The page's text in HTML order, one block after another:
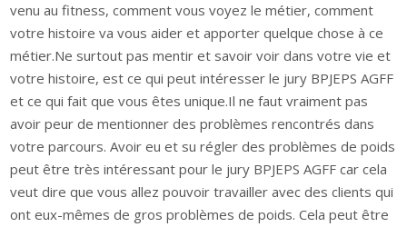
venu au fitness, comment vous voyez le métier, comment
votre histoire va vous aider et apporter quelque chose à ce
métier.Ne surtout pas mentir et savoir voir dans votre vie et
votre histoire, est ce qui peut intéresser le jury BPJEPS AGFF
et ce qui fait que vous êtes unique.Il ne faut vraiment pas
avoir peur de mentionner des problèmes rencontrés dans
votre parcours. Avoir eu et su régler des problèmes de poids
peut être très intéressant pour le jury BPJEPS AGFF car cela
veut dire que vous allez pouvoir travailler avec des clients qui
ont eux-mêmes de gros problèmes de poids. Cela peut être